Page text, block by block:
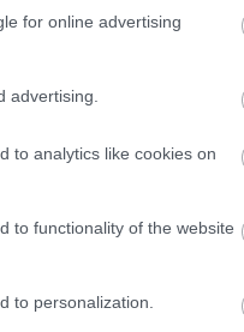
for online advertising
advertising.
to analytics like cookies on
to functionality of the website
to personalization.
φαγητού),
ποτών,
(όπως
για ποτά
και
από
15:11